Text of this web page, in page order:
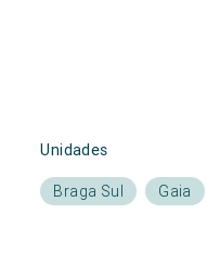
Unidades
Braga Sul Gaia